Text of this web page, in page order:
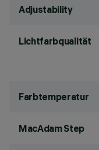
Adjustability
Lichtfarbqualität
Farbtemperatur
MacAdam Step